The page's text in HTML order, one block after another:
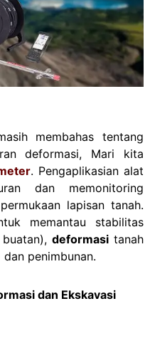
membahas tentang
deformasi, Mari kita
. Pengaplikasian alat
dan memonitoring
lapisan tanah.
memantau stabilitas
buatan),deformasi tanah
dan penimbunan.
dan Ekskavasi